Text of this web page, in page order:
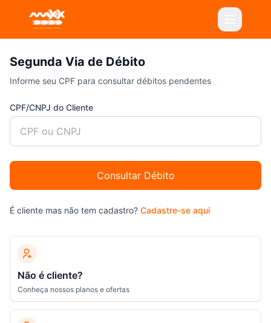
Abrir
Segunda Via de Débito
Informe seu CPF para consultar débitos pendentes
CPF/CNPJ do Cliente
Consultar Débito
É cliente mas não tem cadastro? Cadastre-se aqui
Não é cliente?
Conheça nossos planos e ofertas